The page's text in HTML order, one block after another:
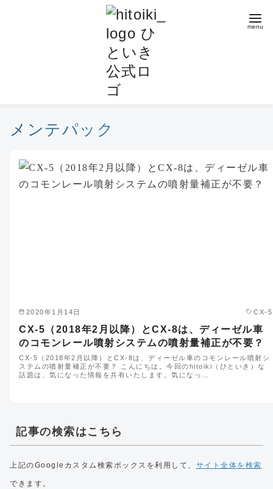
メンテパック
2020年1月14日 CX-5
CX-5（2018年2月以降）とCX-8は、ディーゼル車
のコモンレール噴射システムの噴射量補正が不要？
CX-5（2018年2月以降）とCX-8は、ディーゼル車のコモンレール噴射シ
ステムの噴射量補正が不要？ こんにちは。今回のhitoiki（ひといき）な
話題は、気になった情報を共有いたします。気になっ…
記事の検索はこちら
上記のGoogleカスタム検索ボックスを利用して、 サイト全体を検索
できます。